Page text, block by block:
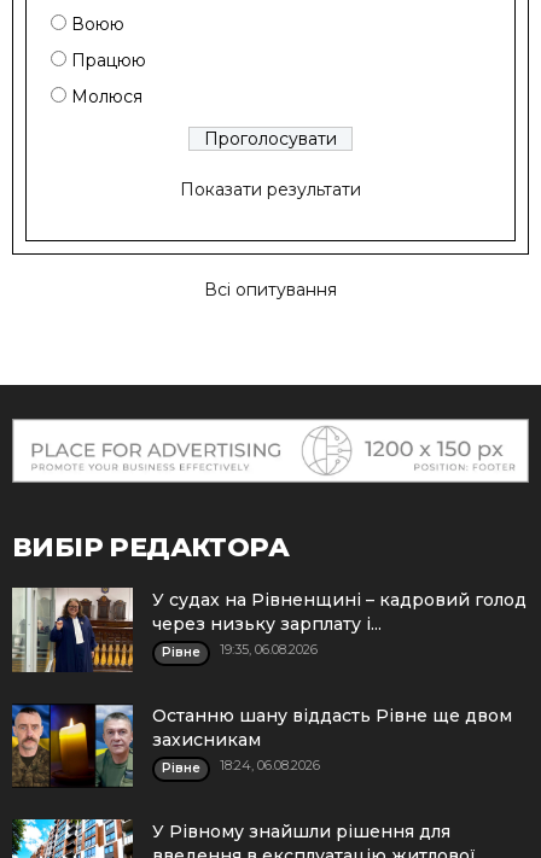
Воюю
Працюю
Молюся
Показати результати
Всі опитування
ВИБІР РЕДАКТОРА
У судах на Рівненщині – кадровий голод
через низьку зарплату і...
Рівне 19:35, 06.08.2026
Останню шану віддасть Рівне ще двом
захисникам
Рівне 18:24, 06.08.2026
У Рівному знайшли рішення для